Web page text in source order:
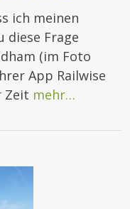
ich meinen
diese Frage
(im Foto
App Railwise
Zeit mehr…